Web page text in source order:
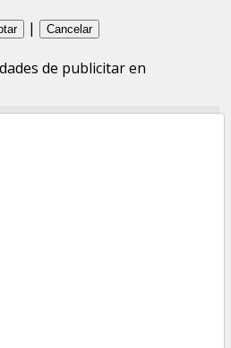
|
de publicitar en